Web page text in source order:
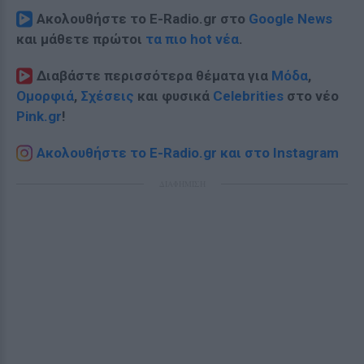
Ακολουθήστε το E-Radio.gr στο Google News
και μάθετε πρώτοι τα πιο hot νέα.
Διαβάστε περισσότερα θέματα για Μόδα,
Ομορφιά, Σχέσεις και φυσικά Celebrities στο νέο
Pink.gr!
Ακολουθήστε το E-Radio.gr και στο Instagram